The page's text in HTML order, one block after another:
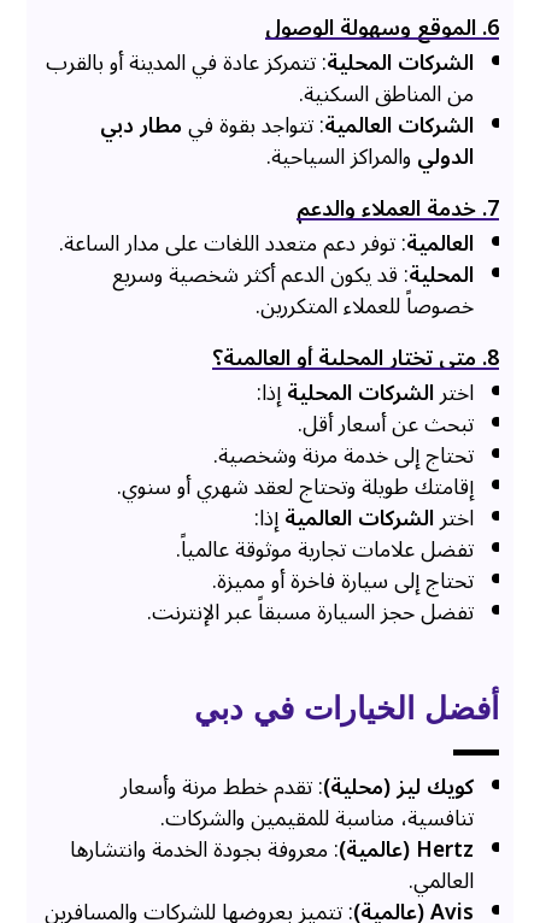
6. الموقع وسهولة الوصول
الشركات المحلية: تتمركز عادة في المدينة أو بالقرب
من المناطق السكنية.
الشركات العالمية: تتواجد بقوة فيمطار دبي
الدوليوالمراكز السياحية.
7. خدمة العملاء والدعم
العالمية: توفر دعم متعدد اللغات على مدار الساعة.
المحلية: قد يكون الدعم أكثر شخصية وسريع
خصوصاً للعملاء المتكررين.
8. متى تختار المحلية أو العالمية؟
اخترالشركات المحليةإذا:
تبحث عن أسعار أقل.
تحتاج إلى خدمة مرنة وشخصية.
إقامتك طويلة وتحتاج لعقد شهري أو سنوي.
اخترالشركات العالميةإذا:
تفضل علامات تجارية موثوقة عالمياً.
تحتاج إلى سيارة فاخرة أو مميزة.
تفضل حجز السيارة مسبقاً عبر الإنترنت.
أفضل الخيارات في دبي
كويك ليز (محلية): تقدم خطط مرنة وأسعار
تنافسية، مناسبة للمقيمين والشركات.
Hertz (عالمية) : معروفة بجودة الخدمة وانتشارها
العالمي.
Avis (عالمية) : تتميز بعروضها للشركات والمسافرين